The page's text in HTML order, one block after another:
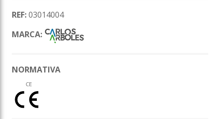
REF:03014004
MARCA:
NORMATIVA
CE